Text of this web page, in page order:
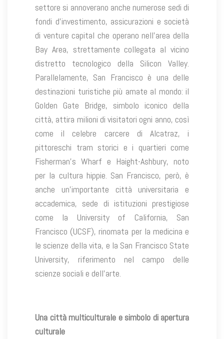
settore si annoverano anche numerose sedi di
fondi d’investimento, assicurazioni e società
di venture capital che operano nell’area della
Bay Area, strettamente collegata al vicino
distretto tecnologico della Silicon Valley.
Parallelamente, San Francisco è una delle
destinazioni turistiche più amate al mondo: il
Golden Gate Bridge, simbolo iconico della
città, attira milioni di visitatori ogni anno, così
come il celebre carcere di Alcatraz, i
pittoreschi tram storici e i quartieri come
Fisherman’s Wharf e Haight-Ashbury, noto
per la cultura hippie. San Francisco, però, è
anche un’importante città universitaria e
accademica, sede di istituzioni prestigiose
come la University of California, San
Francisco (UCSF), rinomata per la medicina e
le scienze della vita, e la San Francisco State
University, riferimento nel campo delle
scienze sociali e dell’arte.
Una città multiculturale e simbolo di apertura
culturale